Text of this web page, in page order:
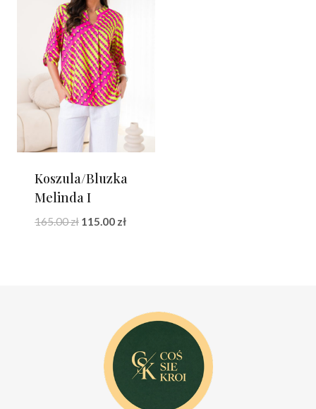
Koszula/Bluzka
Melinda I
165.00zł Pierwotna
115.00 złAktualna